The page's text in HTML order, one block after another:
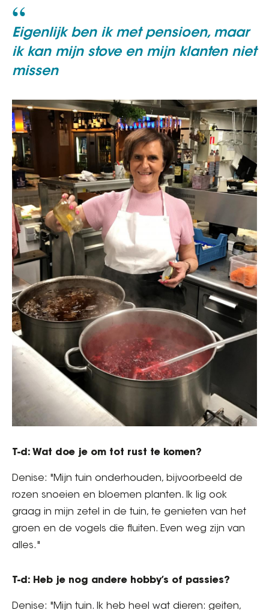
Eigenlijk ben ik met pensioen, maar
ik kan mijn stoveen mijn klanten niet
missen
T-d: Wat doe je om tot rust te komen?
Denise: "Mijn tuin onderhouden, bijvoorbeeld de
rozen snoeien en bloemen planten. Ik lig ook
graag in mijn zetel in de tuin, te genieten van het
groen en de vogels die fluiten. Even weg zijn van
alles."
T-d: Heb je nog andere hobby’s of passies?
Denise: "Mijn tuin. Ik heb heel wat dieren: geiten,